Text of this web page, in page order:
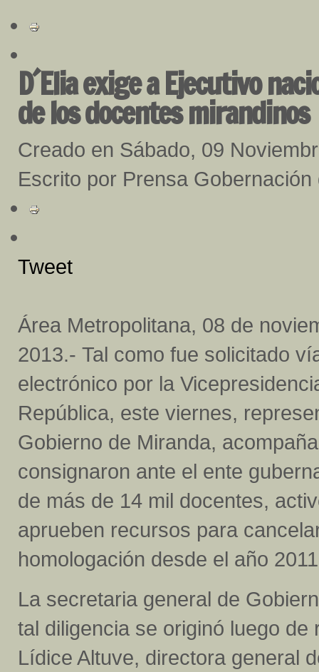
D´Elia exige a Ejecutivo
de los docentes mirandinos
Creado en Sábado, 09
Escrito por Prensa Gobernación
Tweet
Área Metropolitana, 08 de
2013.- Tal como fue solicitado
electrónico por la
República, este viernes,
Gobierno de Miranda,
consignaron ante el ente
de más de 14 mil docentes,
aprueben recursos para
homologación desde el año
La secretaria general de
tal diligencia se originó luego
Lídice Altuve, directora general